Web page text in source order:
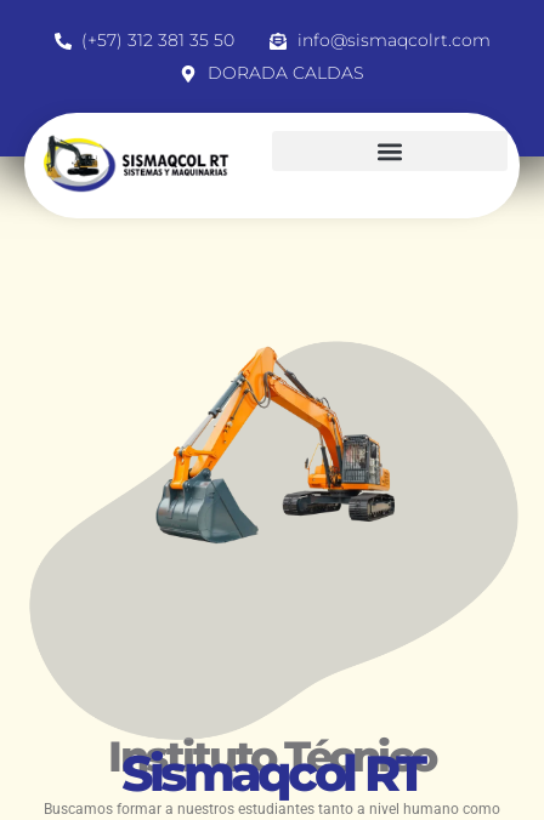
(+57) 312 381 35 50
info@sismaqcolrt.com
DORADA CALDAS
Instituto Técnico
Sismaqcol RT
Buscamos formar a nuestros estudiantes tanto a nivel humano como